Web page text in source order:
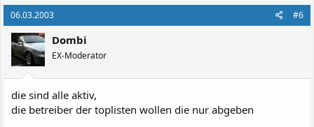
06.03.2003 #6
Dombi
EX-Moderator
die sind alle aktiv,
die betreiber der toplisten wollen die nur abgeben